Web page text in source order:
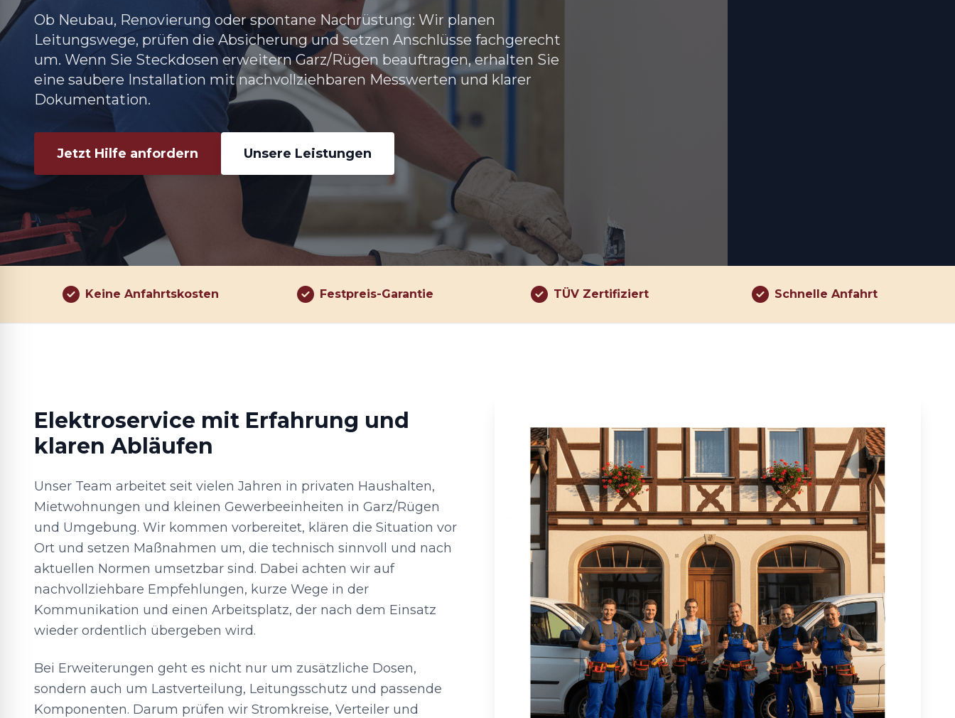
Ob Neubau, Renovierung oder spontane Nachrüstung: Wir planen
Leitungswege, prüfen die Absicherung und setzen Anschlüsse fachgerecht
um. Wenn Sie Steckdosen erweitern Garz/Rügen beauftragen, erhalten Sie
eine saubere Installation mit nachvollziehbaren Messwerten und klarer
Dokumentation.
Jetzt Hilfe anfordern Unsere Leistungen
Keine Anfahrtskosten Festpreis-Garantie TÜV Zertifiziert Schnelle Anfahrt
Elektroservice mit Erfahrung und
klaren Abläufen
Unser Team arbeitet seit vielen Jahren in privaten Haushalten,
Mietwohnungen und kleinen Gewerbeeinheiten in Garz/Rügen
und Umgebung. Wir kommen vorbereitet, klären die Situation vor
Ort und setzen Maßnahmen um, die technisch sinnvoll und nach
aktuellen Normen umsetzbar sind. Dabei achten wir auf
nachvollziehbare Empfehlungen, kurze Wege in der
Kommunikation und einen Arbeitsplatz, der nach dem Einsatz
wieder ordentlich übergeben wird.
Bei Erweiterungen geht es nicht nur um zusätzliche Dosen,
sondern auch um Lastverteilung, Leitungsschutz und passende
Komponenten. Darum prüfen wir Stromkreise, Verteiler und